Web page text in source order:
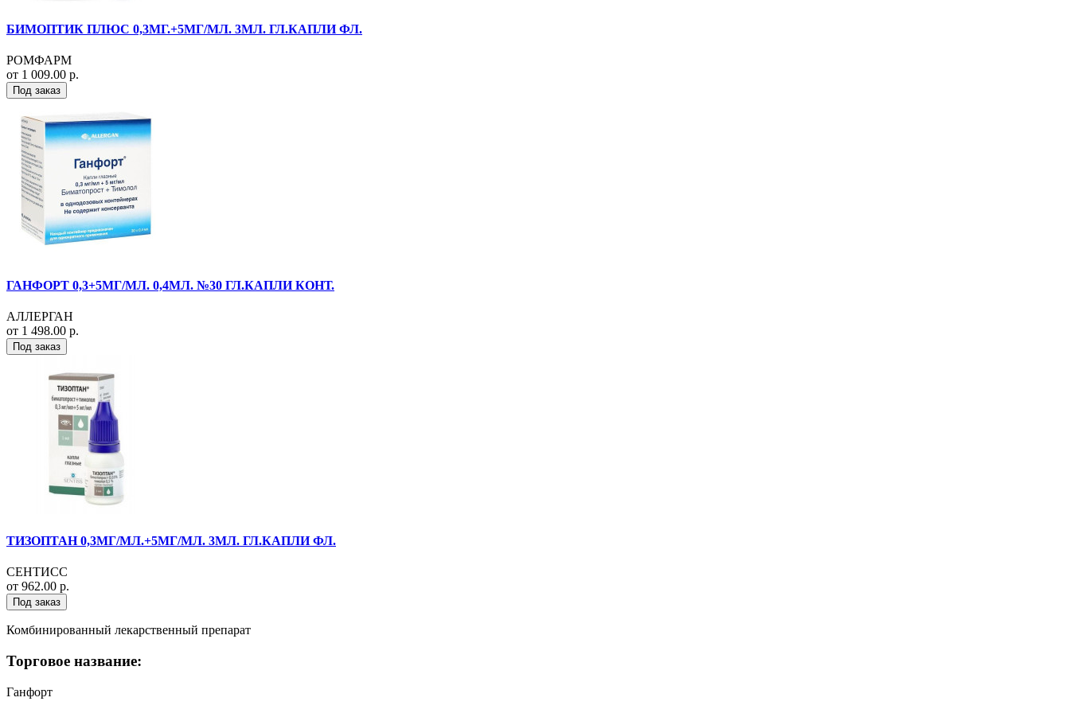
БИМОПТИК ПЛЮС 0,3МГ.+5МГ/МЛ. 3МЛ. ГЛ.КАПЛИ ФЛ.
РОМФАРМ
от 1 009.00 р.
Под заказ
ГАНФОРТ 0,3+5МГ/МЛ. 0,4МЛ. №30 ГЛ.КАПЛИ КОНТ.
АЛЛЕРГАН
от 1 498.00 р.
Под заказ
ТИЗОПТАН 0,3МГ/МЛ.+5МГ/МЛ. 3МЛ. ГЛ.КАПЛИ ФЛ.
СЕНТИСС
от 962.00 р.
Под заказ
Комбинированный лекарственный препарат
Торговое название:
Ганфорт